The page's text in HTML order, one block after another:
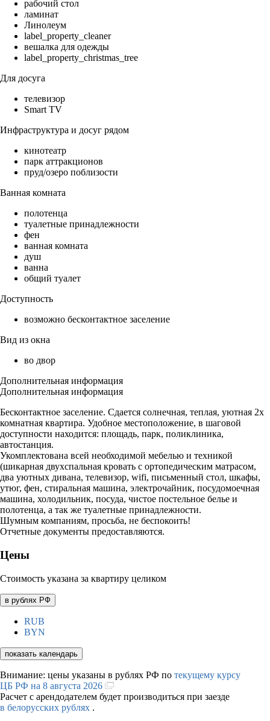
рабочий стол
ламинат
Линолеум
label_property_cleaner
вешалка для одежды
label_property_christmas_tree
Для досуга
телевизор
Smart TV
Инфраструктура и досуг рядом
кинотеатр
парк аттракционов
пруд/озеро поблизости
Ванная комната
полотенца
туалетные принадлежности
фен
ванная комната
душ
ванна
общий туалет
Доступность
возможно бесконтактное заселение
Вид из окна
во двор
Дополнительная информация
Дополнительная информация
Бесконтактное заселение. Сдается солнечная, теплая, уютная 2х
комнатная квартира. Удобное местоположение, в шаговой
доступности находится: площадь, парк, поликлиника,
автостанция.
Укомплектована всей необходимой мебелью и техникой
(шикарная двухспальная кровать с ортопедическим матрасом,
два уютных дивана, телевизор, wifi, письменный стол, шкафы,
утюг, фен, стиральная машина, электрочайник, посудомоечная
машина, холодильник, посуда, чистое постельное белье и
полотенца, а так же туалетные принадлежности.
Шумным компаниям, просьба, не беспокоить!
Отчетные документы предоставляются.
Цены
Стоимость указана за квартиру целиком
в рублях РФ
RUB
BYN
показать календарь
Внимание: цены указаны в рублях РФ по текущему курсу
ЦБ РФ на 8 августа 2026
Расчет с арендодателем будет производиться при заезде
в белорусских рублях .